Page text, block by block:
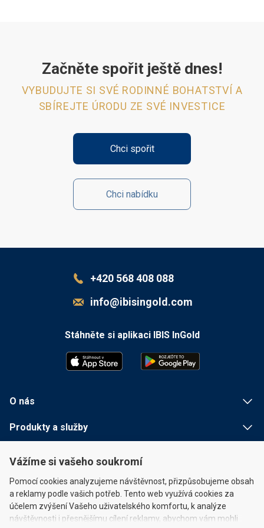
Vážíme si vašeho soukromí
Pomocí cookies analyzujeme návštěvnost, přizpůsobujeme obsah
a reklamy podle vašich potřeb. Tento web využívá cookies za
účelem zvýšení Vašeho uživatelského komfortu, k analýze
návštěvnosti i přesnějšímu cílení reklamy, abychom vám mohli
Začněte spořit ještě dnes!
VYBUDUJTE SI SVÉ RODINNÉ BOHATSTVÍ A
SBÍREJTE ÚRODU ZE SVÉ INVESTICE
Chci spořit
Chci nabídku
+420 568 408 088
info@ibisingold.com
Stáhněte si aplikaci IBIS InGold
O nás
Produkty a služby
Rychlé odkazy